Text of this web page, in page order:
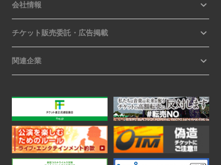
会社情報
チケット販売委託・広告掲載
関連企業